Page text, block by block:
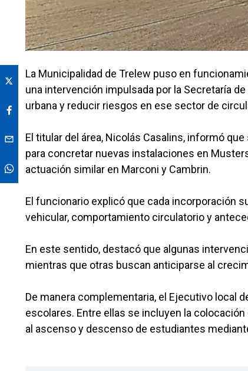
La Municipalidad de Trelew puso en
una intervención impulsada por la Secretaría
urbana y reducir riesgos en ese sector de
El titular del área, Nicolás Casalins, informó
para concretar nuevas instalaciones en
actuación similar en Marconi y Cambrin.
El funcionario explicó que cada incorporación
vehicular, comportamiento circulatorio y
En este sentido, destacó que algunas
mientras que otras buscan anticiparse al
De manera complementaria, el Ejecutivo local
escolares. Entre ellas se incluyen la
al ascenso y descenso de estudiantes